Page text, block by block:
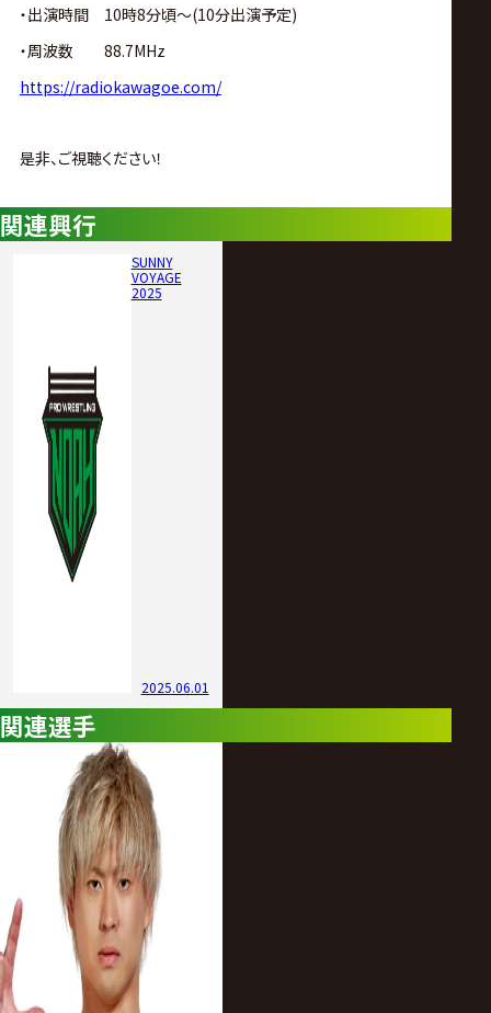
公
式
サ
イ
ト
・出演時間 10時8分頃〜(10分出演予定)
・周波数 88.7MHz
https://radiokawagoe.com/
是非、ご視聴ください！
関連興行
SUNNY
VOYAGE
2025
2025.06.01
関連選手